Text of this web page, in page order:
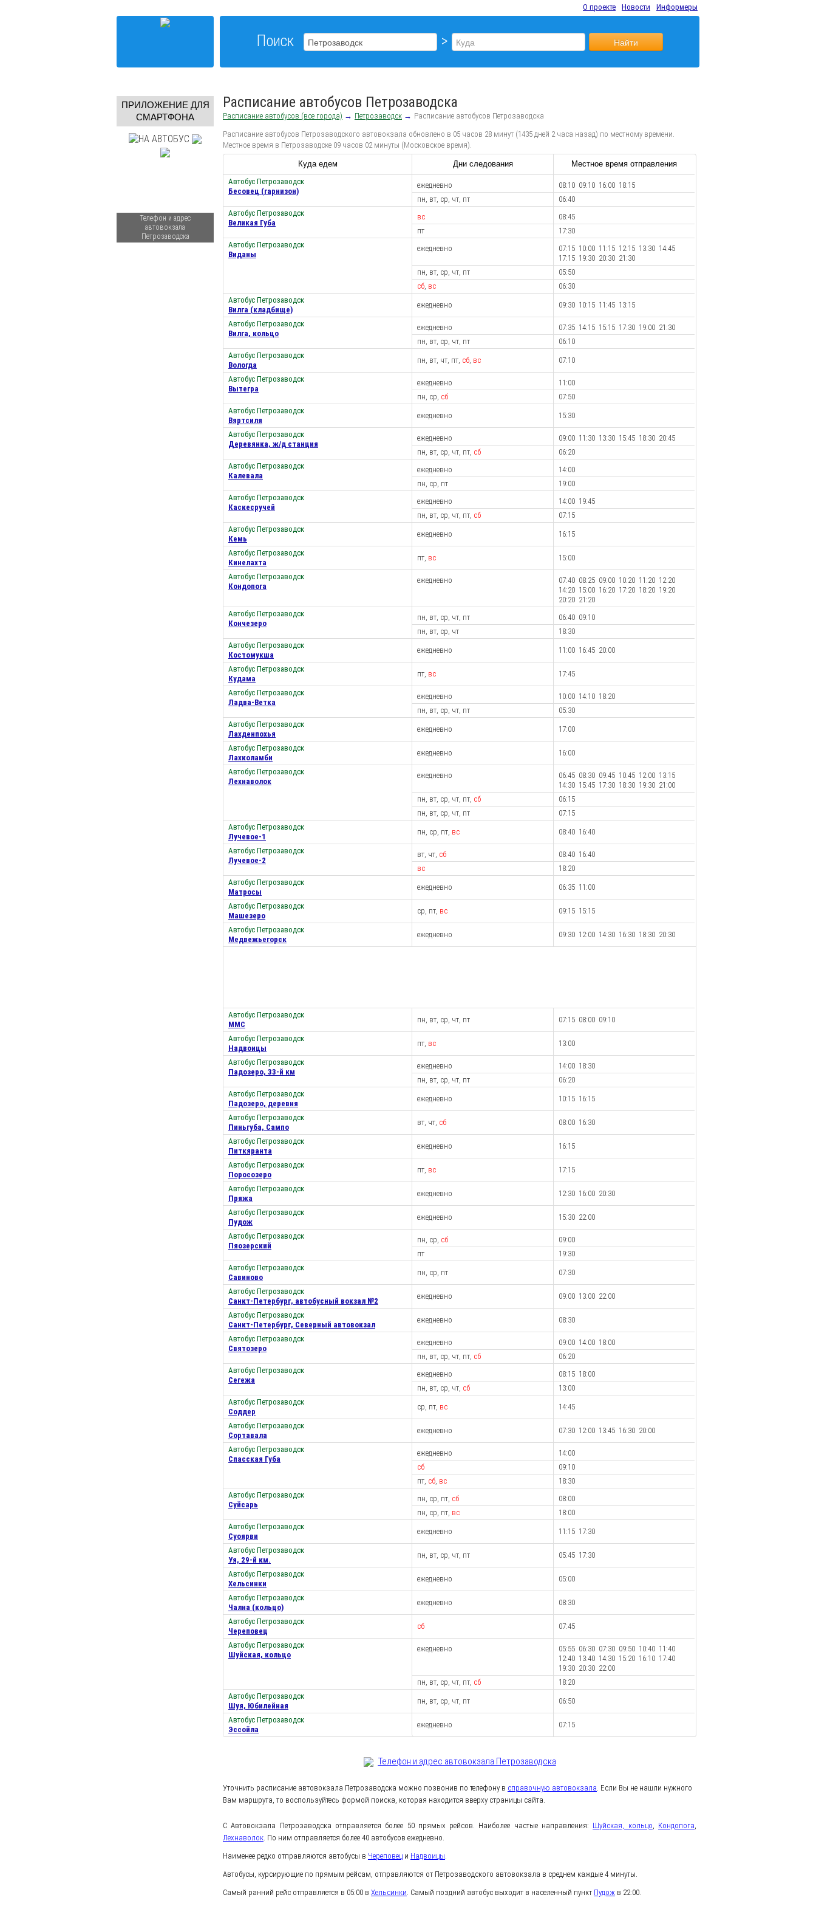
О проекте Новости Информеры
Поиск > Найти
ПРИЛОЖЕНИЕ ДЛЯ
СМАРТФОНА
Телефон и адрес
автовокзала
Петрозаводска
Расписание автобусов Петрозаводска
Расписание автобусов (все города) → Петрозаводск → Расписание автобусов Петрозаводска
Расписание автобусов Петрозаводского автовокзала обновлено в 05 часов 28 минут (1435 дней 2 часа назад) по местному времени.
Местное время в Петрозаводске 09 часов 02 минуты (Московское время).
Куда едем Дни следования
Местное время отправления
Автобус Петрозаводск
Бесовец (гарнизон)
ежедневно
08:10 09:10 16:00 18:15
пн, вт, ср, чт, пт
06:40
Автобус Петрозаводск
Великая Губа
вс
08:45
пт
17:30
Автобус Петрозаводск
Виданы
ежедневно
07:15 10:00 11:15 12:15 13:30 14:45
17:15 19:30 20:30 21:30
пн, вт, ср, чт, пт
05:50
сб, вс
06:30
Автобус Петрозаводск
Вилга (кладбище)
ежедневно 09:30 10:15 11:45 13:15
Автобус Петрозаводск
Вилга, кольцо
ежедневно
07:35 14:15 15:15 17:30 19:00 21:30
пн, вт, ср, чт, пт
06:10
Автобус Петрозаводск
Вологда
пн, вт, чт, пт, сб, вс 07:10
Автобус Петрозаводск
Вытегра
ежедневно
11:00
пн, ср, сб
07:50
Автобус Петрозаводск
Вяртсиля
ежедневно 15:30
Автобус Петрозаводск
Деревянка, ж/д станция
ежедневно
09:00 11:30 13:30 15:45 18:30 20:45
пн, вт, ср, чт, пт, сб
06:20
Автобус Петрозаводск
Калевала
ежедневно
14:00
пн, ср, пт
19:00
Автобус Петрозаводск
Каскесручей
ежедневно
14:00 19:45
пн, вт, ср, чт, пт, сб
07:15
Автобус Петрозаводск
Кемь
ежедневно 16:15
Автобус Петрозаводск
Кинелахта
пт, вс 15:00
Автобус Петрозаводск
Кондопога
ежедневно
07:40 08:25 09:00 10:20 11:20 12:20
14:20 15:00 16:20 17:20 18:20 19:20
20:20 21:20
Автобус Петрозаводск
Кончезеро
пн, вт, ср, чт, пт
06:40 09:10
пн, вт, ср, чт
18:30
Автобус Петрозаводск
Костомукша
ежедневно 11:00 16:45 20:00
Автобус Петрозаводск
Кудама
пт, вс 17:45
Автобус Петрозаводск
Ладва-Ветка
ежедневно
10:00 14:10 18:20
пн, вт, ср, чт, пт
05:30
Автобус Петрозаводск
Лахденпохья
ежедневно 17:00
Автобус Петрозаводск
Лахколамби
ежедневно 16:00
Автобус Петрозаводск
Лехнаволок
ежедневно
06:45 08:30 09:45 10:45 12:00 13:15
14:30 15:45 17:30 18:30 19:30 21:00
пн, вт, ср, чт, пт, сб
06:15
пн, вт, ср, чт, пт
07:15
Автобус Петрозаводск
Лучевое-1
пн, ср, пт, вс 08:40 16:40
Автобус Петрозаводск
Лучевое-2
вт, чт, сб
08:40 16:40
вс
18:20
Автобус Петрозаводск
Матросы
ежедневно 06:35 11:00
Автобус Петрозаводск
Машезеро
ср, пт, вс 09:15 15:15
Автобус Петрозаводск
Медвежьегорск
ежедневно 09:30 12:00 14:30 16:30 18:30 20:30
Автобус Петрозаводск
ММС
пн, вт, ср, чт, пт 07:15 08:00 09:10
Автобус Петрозаводск
Надвоицы
пт, вс 13:00
Автобус Петрозаводск
Падозеро, 33-й км
ежедневно
14:00 18:30
пн, вт, ср, чт, пт
06:20
Автобус Петрозаводск
Падозеро, деревня
ежедневно 10:15 16:15
Автобус Петрозаводск
Пиньгуба, Сампо
вт, чт, сб 08:00 16:30
Автобус Петрозаводск
Питкяранта
ежедневно 16:15
Автобус Петрозаводск
Поросозеро
пт, вс 17:15
Автобус Петрозаводск
Пряжа
ежедневно 12:30 16:00 20:30
Автобус Петрозаводск
Пудож
ежедневно 15:30 22:00
Автобус Петрозаводск
Пяозерский
пн, ср, сб
09:00
пт
19:30
Автобус Петрозаводск
Савиново
пн, ср, пт 07:30
Автобус Петрозаводск
Санкт-Петербург, автобусный вокзал №2
ежедневно 09:00 13:00 22:00
Автобус Петрозаводск
Санкт-Петербург, Северный автовокзал
ежедневно 08:30
Автобус Петрозаводск
Святозеро
ежедневно
09:00 14:00 18:00
пн, вт, ср, чт, пт, сб
06:20
Автобус Петрозаводск
Сегежа
ежедневно
08:15 18:00
пн, вт, ср, чт, сб
13:00
Автобус Петрозаводск
Соддер
ср, пт, вс 14:45
Автобус Петрозаводск
Сортавала
ежедневно 07:30 12:00 13:45 16:30 20:00
Автобус Петрозаводск
Спасская Губа
ежедневно
14:00
сб
09:10
пт, сб, вс
18:30
Автобус Петрозаводск
Суйсарь
пн, ср, пт, сб
08:00
пн, ср, пт, вс
18:00
Автобус Петрозаводск
Суоярви
ежедневно 11:15 17:30
Автобус Петрозаводск
Уя, 29-й км.
пн, вт, ср, чт, пт 05:45 17:30
Автобус Петрозаводск
Хельсинки
ежедневно 05:00
Автобус Петрозаводск
Чална (кольцо)
ежедневно 08:30
Автобус Петрозаводск
Череповец
сб 07:45
Автобус Петрозаводск
Шуйская, кольцо
ежедневно
05:55 06:30 07:30 09:50 10:40 11:40
12:40 13:40 14:30 15:20 16:10 17:40
19:30 20:30 22:00
пн, вт, ср, чт, пт, сб
18:20
Автобус Петрозаводск
Шуя, Юбилейная
пн, вт, ср, чт, пт 06:50
Автобус Петрозаводск
Эссойла
ежедневно 07:15
Телефон и адрес aвтовокзала Петрозаводска
Уточнить расписание автовокзала Петрозаводска можно позвонив по телефону в справочную автовокзала. Если Вы не нашли нужного
Вам маршрута, то воспользуйтесь формой поиска, которая находится вверху страницы сайта.
С Автовокзала Петрозаводска отправляется более 50 прямых рейсов. Наиболее частые направления: Шуйская, кольцо, Кондопога,
Лехнаволок. По ним отправляется более 40 автобусов ежедневно.
Наименее редко отправляются автобусы в Череповец и Надвоицы.
Автобусы, курсирующие по прямым рейсам, отправляются от Петрозаводского автовокзала в среднем каждые 4 минуты.
Самый ранний рейс отправляется в 05:00 в Хельсинки. Самый поздний автобус выходит в населенный пункт Пудож в 22:00.